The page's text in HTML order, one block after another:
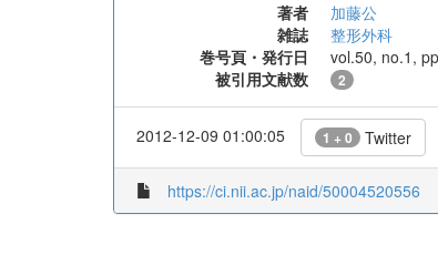
著者
加藤公
雑誌
整形外科
巻号頁・発行日
vol.50, no.1,
被引用文献数
2
2012-12-09 01:00:05 1 + 0 Twitter
https://ci.nii.ac.jp/naid/50004520556